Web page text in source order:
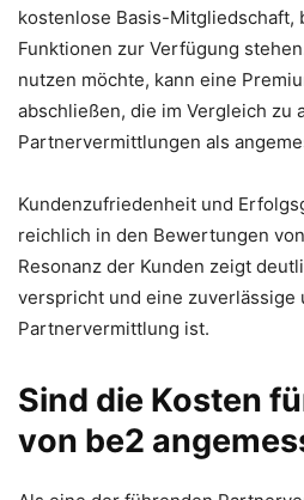
kostenlose Basis-Mitgliedschaft,
Funktionen zur Verfügung
nutzen möchte, kann eine
abschließen, die im Vergleich zu
Partnervermittlungen als
Kundenzufriedenheit und
reichlich in den Bewertungen
Resonanz der Kunden zeigt
verspricht und eine zuverlässige
Partnervermittlung ist.
Sind die Kosten
von be2